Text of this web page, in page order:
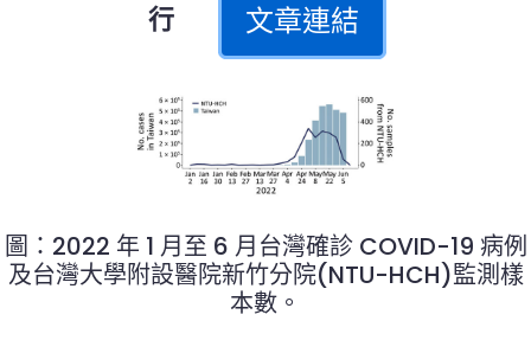
行
文章連結
圖：2022 年 1 月至 6 月台灣確診 COVID-19 病例
及台灣大學附設醫院新竹分院(NTU-HCH)監測樣
本數。